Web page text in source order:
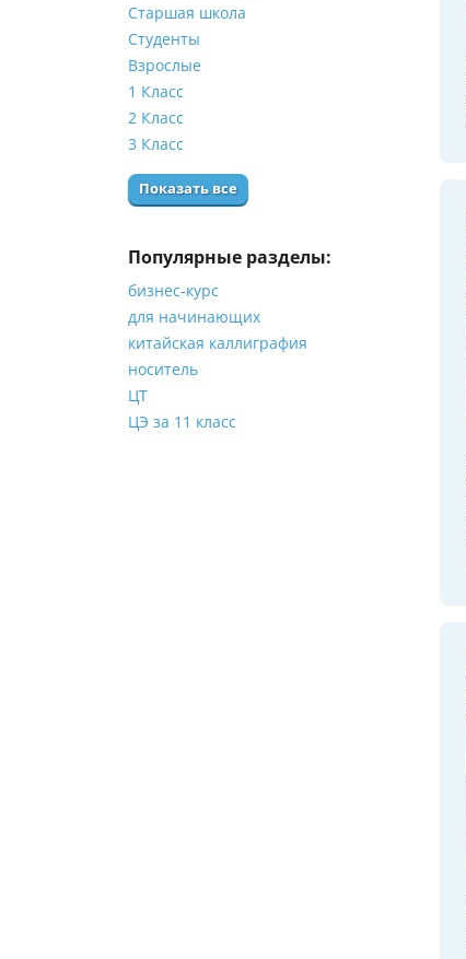
Старшая школа
Студенты
Взрослые
1 Класс
2 Класс
3 Класс
Показать все
Популярные разделы:
бизнес-курс
для начинающих
китайская каллиграфия
носитель
ЦТ
ЦЭ за 11 класс